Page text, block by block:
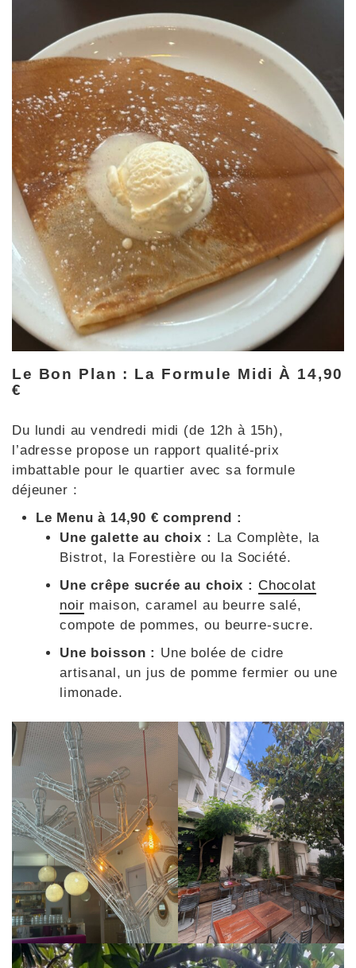
Le Bon Plan : La Formule Midi À 14,90
€
Du lundi au vendredi midi (de 12h à 15h),
l’adresse propose un rapport qualité-prix
imbattable pour le quartier avec sa formule
déjeuner :
Le Menu à 14,90 € comprend :
Une galette au choix :
La Complète, la
Bistrot, la Forestière ou la Société.
Une crêpe sucrée au choix : Chocolat
noir maison, caramel au beurre salé,
compote de pommes, ou beurre-sucre.
Une boisson : Une bolée de cidre
artisanal, un jus de pomme fermier ou une
limonade.